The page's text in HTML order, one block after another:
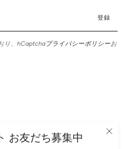
登録
り、hCaptchaプライバシーポリシーお
お友だち募集中